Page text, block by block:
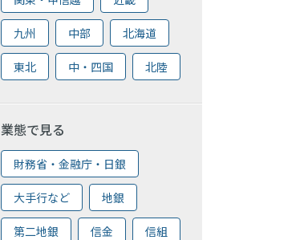
九州 中部 北海道
東北 中・四国 北陸
業態で見る
財務省・金融庁・日銀
大手行など 地銀
第二地銀 信金 信組